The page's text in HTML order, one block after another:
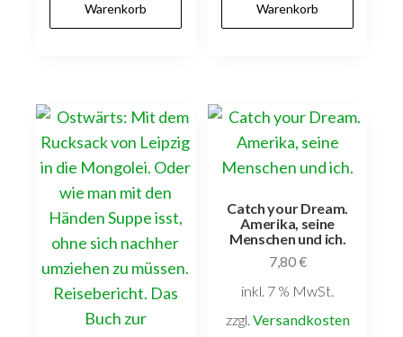
Warenkorb
Warenkorb
Catch your Dream.
Amerika, seine
Menschen und ich.
7,80€
inkl. 7 % MwSt.
zzgl. Versandkosten